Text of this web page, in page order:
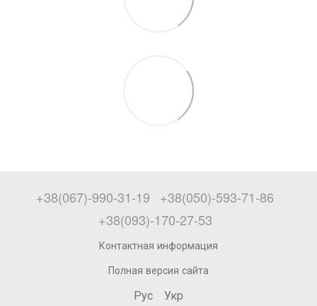
+38(067)-990-31-19
+38(050)-593-71-86
+38(093)-170-27-53
Контактная информация
Полная версия сайта
Рус Укр